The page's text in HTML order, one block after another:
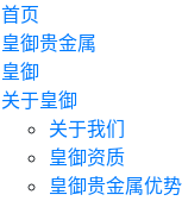
首页
皇御贵金属
皇御
关于皇御
关于我们
皇御资质
皇御贵金属优势